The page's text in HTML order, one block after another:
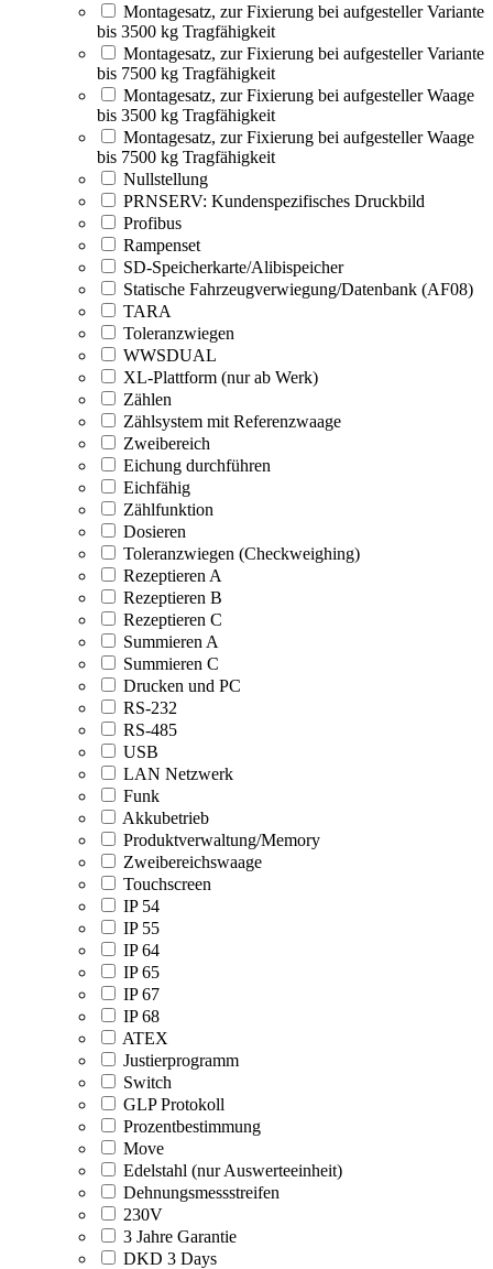
Montagesatz, zur Fixierung bei aufgesteller Variante
bis 3500 kg Tragfähigkeit
Montagesatz, zur Fixierung bei aufgesteller Variante
bis 7500 kg Tragfähigkeit
Montagesatz, zur Fixierung bei aufgesteller Waage
bis 3500 kg Tragfähigkeit
Montagesatz, zur Fixierung bei aufgesteller Waage
bis 7500 kg Tragfähigkeit
Nullstellung
PRNSERV: Kundenspezifisches Druckbild
Profibus
Rampenset
SD-Speicherkarte/Alibispeicher
Statische Fahrzeugverwiegung/Datenbank (AF08)
TARA
Toleranzwiegen
WWSDUAL
XL-Plattform (nur ab Werk)
Zählen
Zählsystem mit Referenzwaage
Zweibereich
Eichung durchführen
Eichfähig
Zählfunktion
Dosieren
Toleranzwiegen (Checkweighing)
Rezeptieren A
Rezeptieren B
Rezeptieren C
Summieren A
Summieren C
Drucken und PC
RS-232
RS-485
USB
LAN Netzwerk
Funk
Akkubetrieb
Produktverwaltung/Memory
Zweibereichswaage
Touchscreen
IP 54
IP 55
IP 64
IP 65
IP 67
IP 68
ATEX
Justierprogramm
Switch
GLP Protokoll
Prozentbestimmung
Move
Edelstahl (nur Auswerteeinheit)
Dehnungsmessstreifen
230V
3 Jahre Garantie
DKD 3 Days